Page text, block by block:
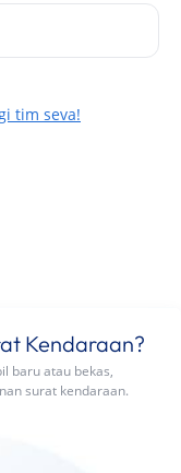
tim seva!
Kendaraan?
baru atau bekas,
surat kendaraan.